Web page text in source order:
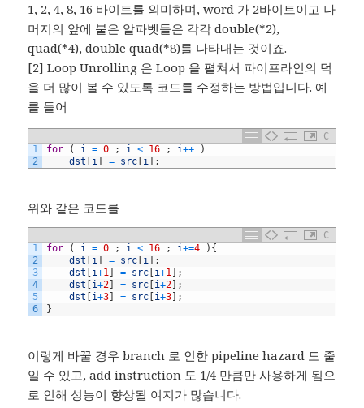
1, 2, 4, 8, 16 바이트를 의미하며, word 가 2바이트이고 나
머지의 앞에 붙은 알파벳들은 각각 double(*2),
quad(*4), double quad(*8)를 나타내는 것이죠.
[2] Loop Unrolling 은 Loop 을 펼쳐서 파이프라인의 덕
을 더 많이 볼 수 있도록 코드를 수정하는 방법입니다. 예
를 들어
C
1
2
for ( i = 0 ; i < 16 ; i++
)
dst
i = src i ;
위와 같은 코드를
C
1
2
3
4
5
6
for ( i = 0 ; i < 16 ; i+=4 ) {
dst
i = src i
;
dst
i+1 = src i+1
;
dst
i+2 = src i+2
;
dst
i+3 = src i+3
;
}
이렇게 바꿀 경우 branch 로 인한 pipeline hazard 도 줄
일 수 있고, add instruction 도 1/4 만큼만 사용하게 됨으
로 인해 성능이 향상될 여지가 많습니다.